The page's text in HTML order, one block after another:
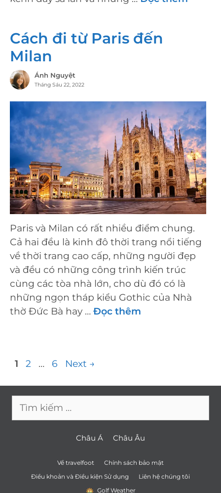
Cách đi từ Paris đến
Milan
Ánh Nguyệt
Tháng Sáu 22, 2022
Paris và Milan có rất nhiều điểm chung.
Cả hai đều là kinh đô thời trang nổi tiếng
về thời trang cao cấp, những người đẹp
và đều có những công trình kiến ​​trúc
cùng các tòa nhà lớn, cho dù đó có là
những ngọn tháp kiểu Gothic của Nhà
thờ Đức Bà hay … Đọc thêm
Điều
viết
Page
1 Page
2 … Page
6 Next →
kiếm
cho:
Châu Á
Châu Âu
Về travelfoot
Chính sách bảo mật
Điều khoản và Điều kiện Sử dụng
Liên hệ chúng tôi
Golf Weather